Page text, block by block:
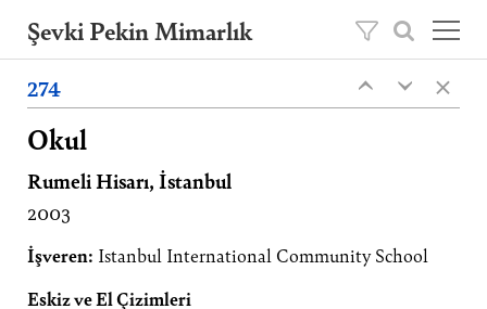
Şevki Pekin Mimarlık
mimarlık ofisini, 2020 yılından itibaren oğlu
Ömer Pekin yönetmektedir.
Projeler
Hakkımızda
Yayınlar
İletişim
274 ‹
‹ ×
Okul
Rumeli Hisarı, İstanbul
2003
İşveren: Istanbul International Community School
Eskiz ve El Çizimleri